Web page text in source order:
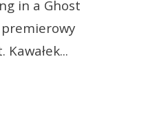
in a Ghost
premierowy
Kawałek...